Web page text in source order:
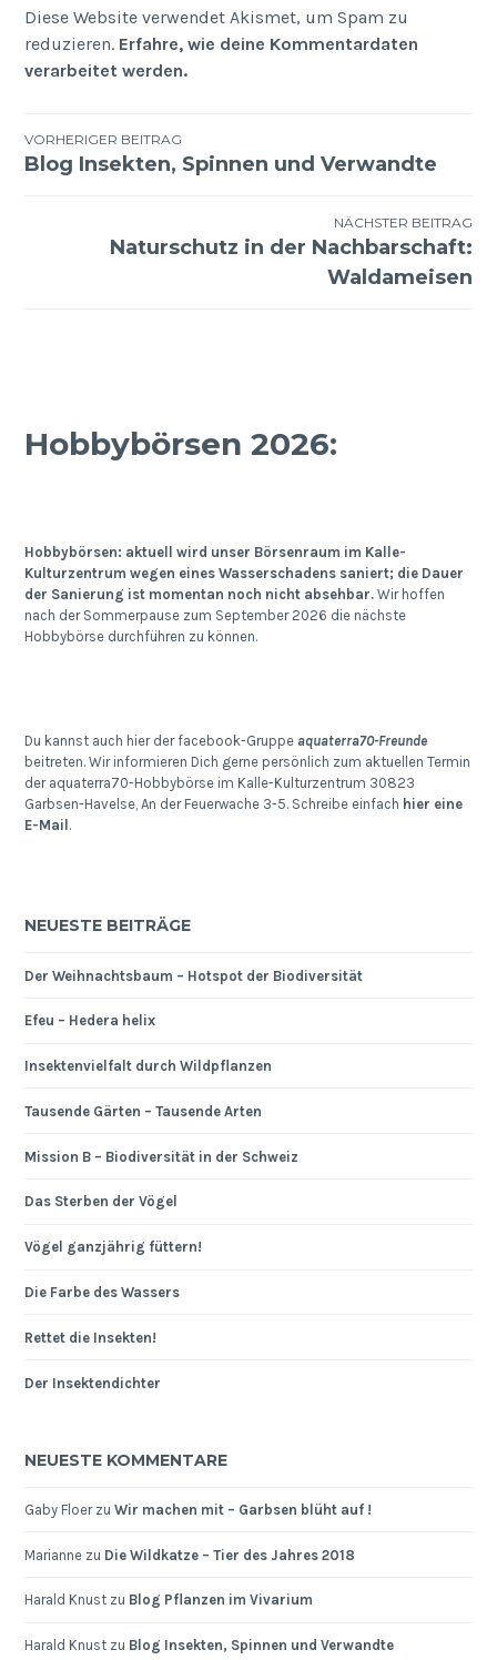
Diese Website verwendet Akismet, um Spam zu
reduzieren. Erfahre, wie deine Kommentardaten
verarbeitet werden.
Beitragsnavigation
VORHERIGER BEITRAG
Blog Insekten, Spinnen und Verwandte
NÄCHSTER BEITRAG
Naturschutz in der Nachbarschaft:
Waldameisen
Hobbybörsen 2026:
Hobbybörsen: aktuell wird unser Börsenraum im Kalle-
Kulturzentrum wegen eines Wasserschadens saniert; die Dauer
der Sanierung ist momentan noch nicht absehbar. Wir hoffen
nach der Sommerpause zum September 2026 die nächste
Hobbybörse durchführen zu können.
Du kannst auch hier der facebook-Gruppeaquaterra70-Freunde
beitreten. Wir informieren Dich gerne persönlich zum aktuellen Termin
der aquaterra70-Hobbybörse im Kalle-Kulturzentrum 30823
Garbsen-Havelse, An der Feuerwache 3-5. Schreibe einfach hier eine
E-Mail .
NEUESTE BEITRÄGE
Der Weihnachtsbaum – Hotspot der Biodiversität
Efeu – Hedera helix
Insektenvielfalt durch Wildpflanzen
Tausende Gärten – Tausende Arten
Mission B – Biodiversität in der Schweiz
Das Sterben der Vögel
Vögel ganzjährig füttern!
Die Farbe des Wassers
Rettet die Insekten!
Der Insektendichter
NEUESTE KOMMENTARE
Gaby FloerzuWir machen mit – Garbsen blüht auf !
Marianne zu Die Wildkatze – Tier des Jahres 2018
Harald Knust zu Blog Pflanzen im Vivarium
Harald Knust zu Blog Insekten, Spinnen und Verwandte